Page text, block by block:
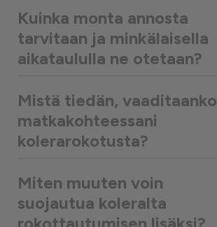
Kuinka monta annosta
tarvitaan ja minkälaisella
aikataululla ne otetaan?
Mistä tiedän, vaaditaanko
matkakohteessani
kolerarokotusta?
Miten muuten voin
suojautua koleralta